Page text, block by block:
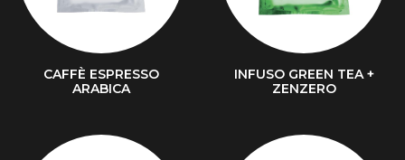
CAFFÈ ESPRESSO
ARABICA
INFUSO GREEN TEA +
ZENZERO